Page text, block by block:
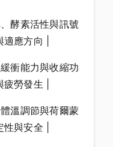
酵素活性與訊號
應方向 |
衝能力與收縮功
勞發生 |
溫調節與荷爾蒙
與安全 |